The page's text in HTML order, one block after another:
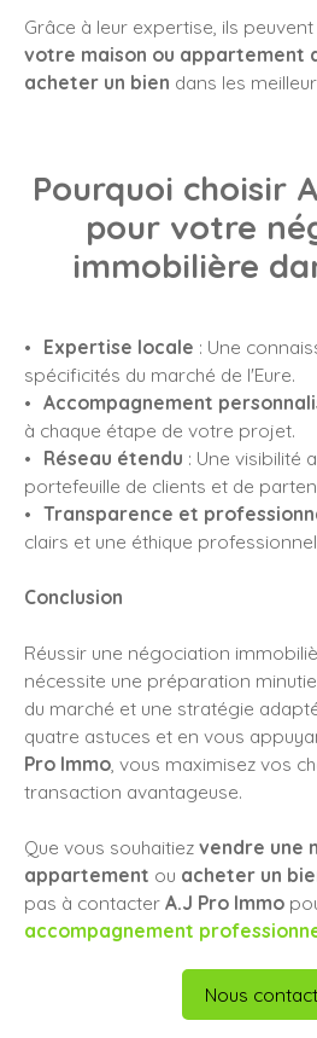
Grâce à leur expertise, ils
votre maison ou appartement
acheter un bien dans les
Pourquoi choisir
pour votre
immobilière
Expertise locale : Une
spécificités du marché de l'Eure.
Accompagnement
à chaque étape de votre projet.
Réseau étendu : Une visibilité
portefeuille de clients et de
Transparence et
clairs et une éthique
Conclusion
Réussir une négociation
nécessite une préparation
du marché et une stratégie
quatre astuces et en vous
Pro Immo, vous maximisez vos
transaction avantageuse.
Que vous souhaitiez vendre une
appartement ou acheter un
pas à contacter A.J Pro Immo
accompagnement
Nous